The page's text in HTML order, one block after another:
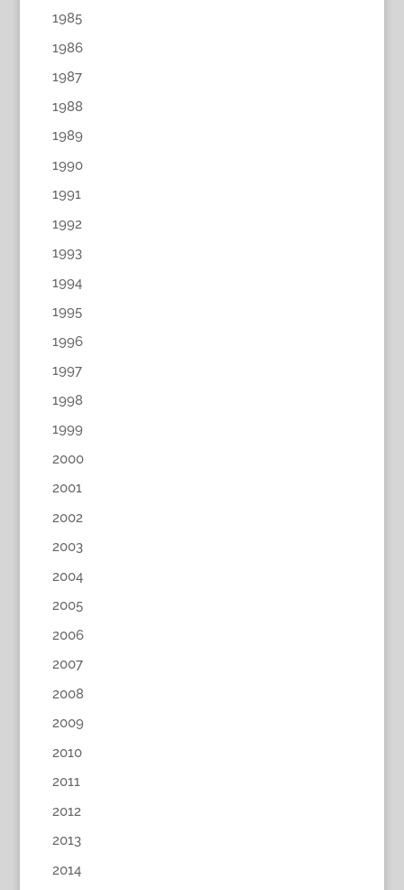
1985
1986
1987
1988
1989
1990
1991
1992
1993
1994
1995
1996
1997
1998
1999
2000
2001
2002
2003
2004
2005
2006
2007
2008
2009
2010
2011
2012
2013
2014